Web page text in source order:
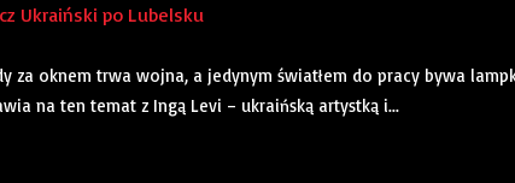
Ukraiński po Lubelsku
za oknem trwa wojna, a jedynym światłem do pracy bywa
na ten temat z Ingą Levi – ukraińską artystką i...